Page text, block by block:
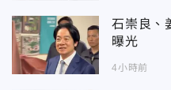
石崇良、
曝光
4小時前